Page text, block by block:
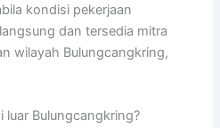
kondisi pekerjaan
dan tersedia mitra
wilayah Bulungcangkring,
luar Bulungcangkring?